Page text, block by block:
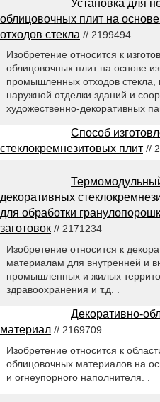
Установка для
облицовочных плит на
отходов стекла // 2199494
Изобретение относится к
облицовочных плит на основе
промышленных отходов
наружной отделки зданий и
художественно-декоративных
Способ
стеклокремнезитовых плит //
декоративных
для обработки
заготовок // 2171234
Изобретение относится к
материалам для внутренней и
промышленных и жилых
здравоохранения и т.д. .
Декоративно-
материал // 2169709
Изобретение относится к
облицовочных материалов на
и огнеупорного наполнителя. .